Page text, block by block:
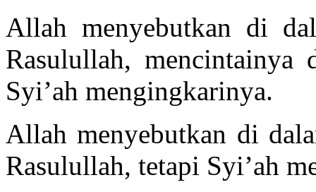
Allah menyebutkan di
Rasulullah, mencintainya
Syi’ah mengingkarinya.
Allah menyebutkan di
Rasulullah, tetapi Syi’ah